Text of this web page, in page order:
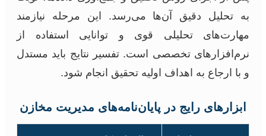
به تحلیل دقیق آن‌ها می‌رسد. این مرحله نیازمند
مهارت‌های تحلیلی قوی و توانایی استفاده از
نرم‌افزارهای تخصصی است. تفسیر نتایج باید مستدل
و با ارجاع به اهداف اولیه تحقیق انجام شود.
ابزارهای رایج در پایان‌نامه‌های مدیریت مخازن